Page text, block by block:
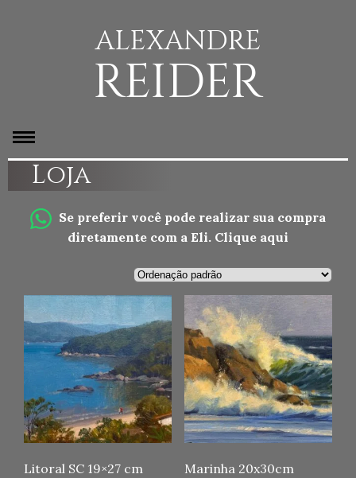
ALEXANDRE
REIDER
Loja
Se preferir você pode realizar sua compra
diretamente com a Eli. Clique aqui
Litoral SC 19×27 cm Marinha 20x30cm